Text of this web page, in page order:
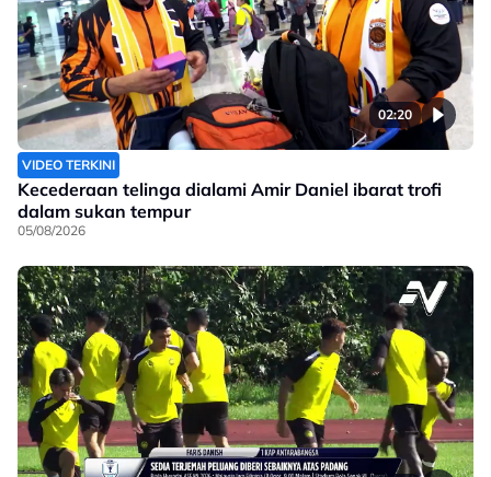
02:20
VIDEO TERKINI
Kecederaan telinga dialami Amir Daniel ibarat trofi
dalam sukan tempur
05/08/2026